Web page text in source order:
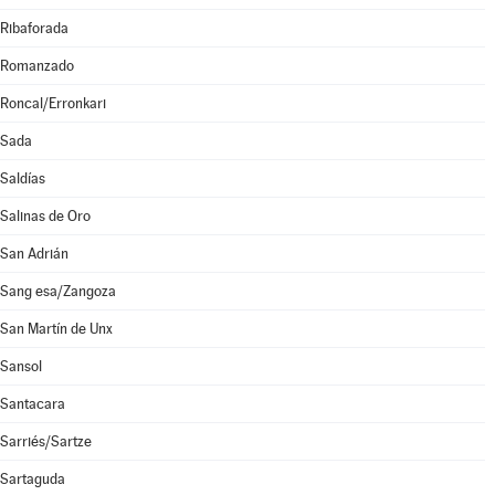
Ribaforada
Romanzado
Roncal/Erronkari
Sada
Saldías
Salinas de Oro
San Adrián
Sang esa/Zangoza
San Martín de Unx
Sansol
Santacara
Sarriés/Sartze
Sartaguda